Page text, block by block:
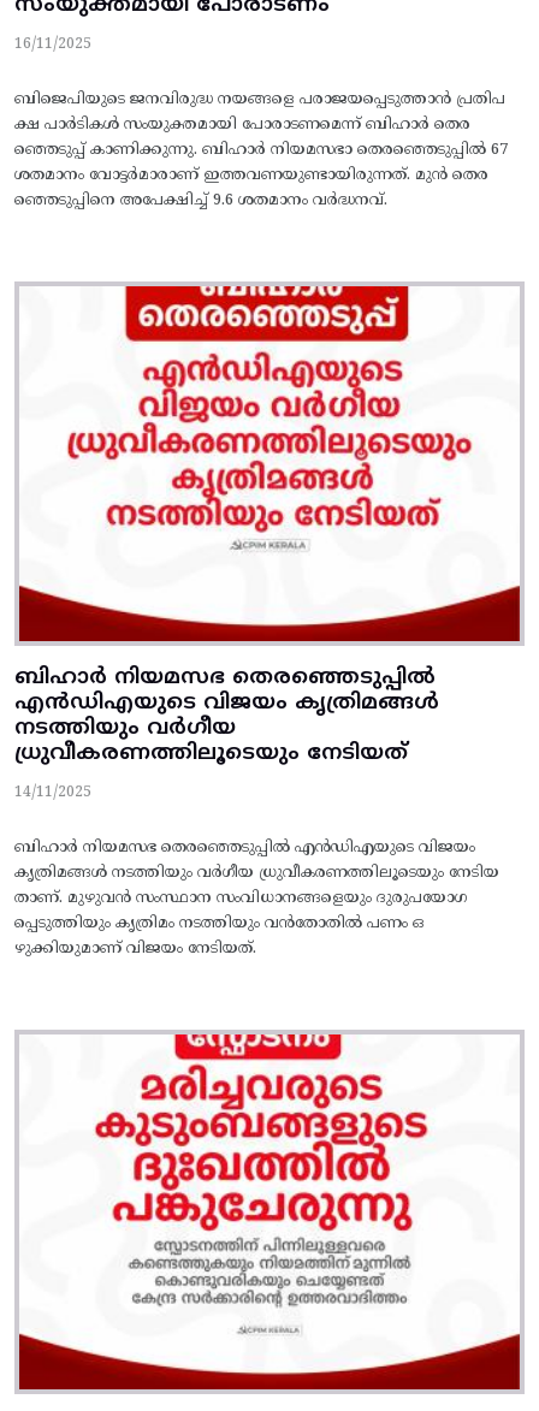
16/11/2025
ബിജെപിയുടെ ജനവിരുദ്ധ നയങ്ങളെ പരാജയപ്പെടുത്താൻ പ്രതിപ
ക്ഷ പാർടികൾ സംയുക്തമായി പോരാടണമെന്ന് ബിഹാർ തെര
ഞ്ഞെടുപ്പ് കാണിക്കുന്നു. ബിഹാർ നിയമസഭാ തെരഞ്ഞെടുപ്പിൽ 67
ശതമാനം വോട്ടർമാരാണ് ഇത്തവണയുണ്ടായിരുന്നത്. മുൻ തെര
ഞ്ഞെടുപ്പിനെ അപേക്ഷിച്ച് 9.6 ശതമാനം വർദ്ധനവ്.
ബിഹാർ നിയമസഭ തെരഞ്ഞെടുപ്പിൽ
എൻഡിഎയുടെ വിജയം കൃത്രിമങ്ങൾ
നടത്തിയും വർ​ഗീയ
ധ്രുവീകരണത്തിലൂടെയും നേടിയത്
14/11/2025
ബിഹാർ നിയമസഭ തെരഞ്ഞെടുപ്പിൽ എൻഡിഎയുടെ വിജയം
കൃത്രിമങ്ങൾ നടത്തിയും വർ​ഗീയ ധ്രുവീകരണത്തിലൂടെയും നേടിയ
താണ്. മുഴുവൻ സംസ്ഥാന സംവിധാനങ്ങളെയും ദുരുപയോഗ
പ്പെടുത്തിയും കൃത്രിമം നടത്തിയും വൻതോതിൽ പണം ഒ
ഴുക്കിയുമാണ് വിജയം നേടിയത്.